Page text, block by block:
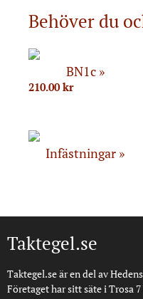
Behöver du
BN1c
210.00kr
Infästningar
Taktegel.se
Taktegel.se är en del av
Företaget har sitt säte i Trosa